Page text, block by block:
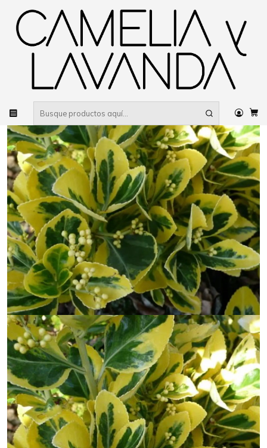
Inicio Planta Plantas De poca agua Evónimo yema de huevo